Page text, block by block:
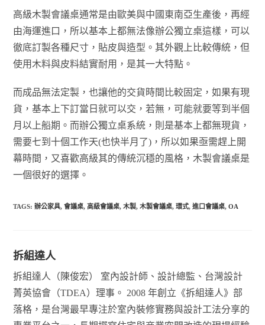
高級木製會議桌通常是由歐美與中國東南亞生產後，再經
由海運進口，所以基本上都無法像辦公獨立桌這樣，可以
徹底訂製各種尺寸，貼皮與造型。其外觀上比較傳統，但
使用木料與皮料結實耐用，是其一大特點。
而成品無法定製，也讓他的交貨時間比較固定，如果有現
貨，基本上下訂當日就可以交，若無，可能就要等到半個
月以上船期。而辦公獨立桌系統，則是基本上都無現貨，
需要七到十個工作天(也快半月了)，所以如果亟需趕上開
幕時間，又喜歡高級其的傳統沉穩的風格，木製會議桌是
一個很好的選擇。
TAGS:辦公家具, 會議桌, 高級會議桌, 木製, 木製會議桌, 環式, 進口會議桌, OA
拆組達人
拆組達人（陳俊宏） 室內設計師、設計總監、台灣設計
菁英協會（TDEA）理事。 2008 年創立《拆組達人》部
落格，是台灣最早專注於室內裝修實務與設計工法分享的